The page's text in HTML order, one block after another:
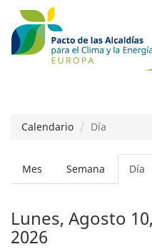
Calendario Día
Solapas
principales
Mes Semana Día
Lunes, Agosto 10,
2026